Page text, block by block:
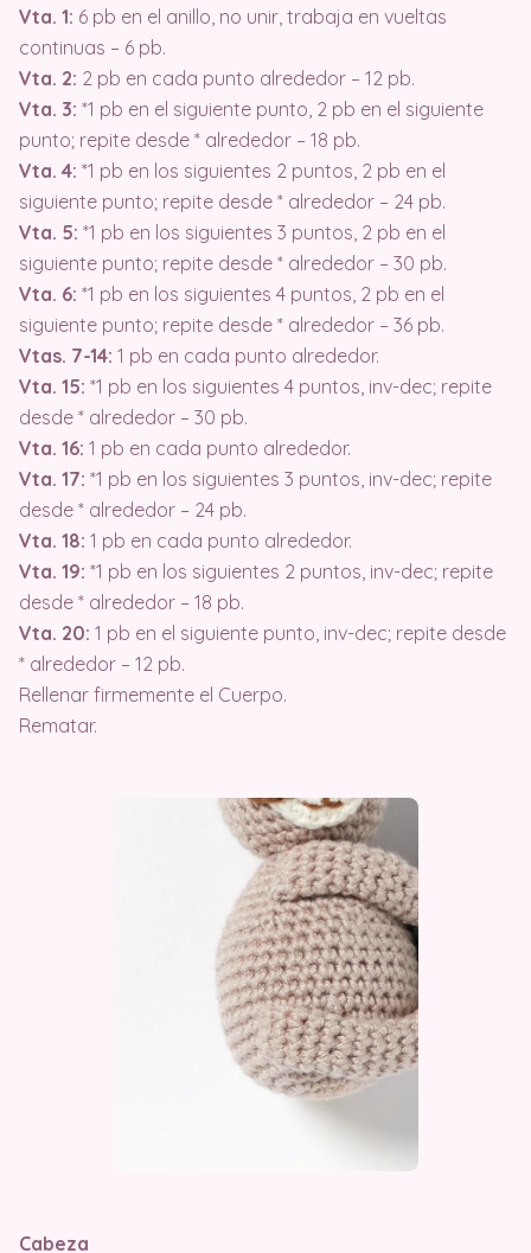
Vta. 1: 6 pb en el anillo, no unir, trabaja en vueltas
continuas – 6 pb.
Vta. 2: 2 pb en cada punto alrededor – 12 pb.
Vta. 3: *1 pb en el siguiente punto, 2 pb en el siguiente
punto; repite desde * alrededor – 18 pb.
Vta. 4: *1 pb en los siguientes 2 puntos, 2 pb en el
siguiente punto; repite desde * alrededor – 24 pb.
Vta. 5: *1 pb en los siguientes 3 puntos, 2 pb en el
siguiente punto; repite desde * alrededor – 30 pb.
Vta. 6: *1 pb en los siguientes 4 puntos, 2 pb en el
siguiente punto; repite desde * alrededor – 36 pb.
Vtas. 7-14: 1 pb en cada punto alrededor.
Vta. 15: *1 pb en los siguientes 4 puntos, inv-dec; repite
desde * alrededor – 30 pb.
Vta. 16: 1 pb en cada punto alrededor.
Vta. 17: *1 pb en los siguientes 3 puntos, inv-dec; repite
desde * alrededor – 24 pb.
Vta. 18: 1 pb en cada punto alrededor.
Vta. 19: *1 pb en los siguientes 2 puntos, inv-dec; repite
desde * alrededor – 18 pb.
Vta. 20: 1 pb en el siguiente punto, inv-dec; repite desde
* alrededor – 12 pb.
Rellenar firmemente el Cuerpo.
Rematar.
Cabeza